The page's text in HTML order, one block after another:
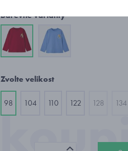
Barevné varianty
Zvolte velikost
98 104 110 122 128 134